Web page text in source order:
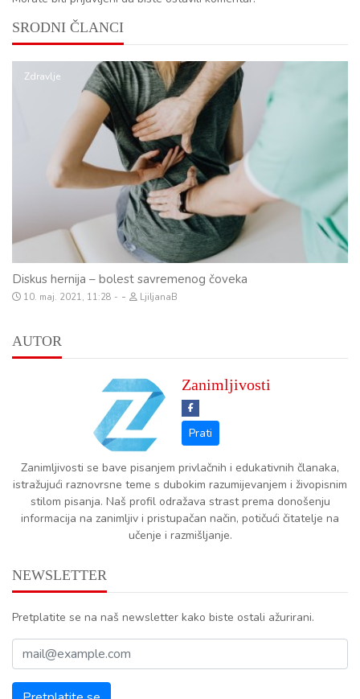
SRODNI ČLANCI
Zdravlje
Diskus hernija – bolest savremenog čoveka
10. maj. 2021, 11:28 - LjiljanaB
AUTOR
Zanimljivosti
Zanimljivosti se bave pisanjem privlačnih i edukativnih članaka,
istražujući raznovrsne teme s dubokim razumijevanjem i živopisnim
stilom pisanja. Naš profil odražava strast prema donošenju
informacija na zanimljiv i pristupačan način, potičući čitatelje na
učenje i razmišljanje.
NEWSLETTER
Pretplatite se na naš newsletter kako biste ostali ažurirani.